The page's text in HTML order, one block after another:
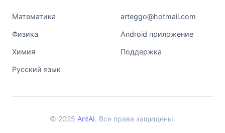
Математика
Физика
Химия
Русский язык
arteggo@hotmail.com
Android приложение
Поддержка
© 2025 AntAI. Все права защищены.